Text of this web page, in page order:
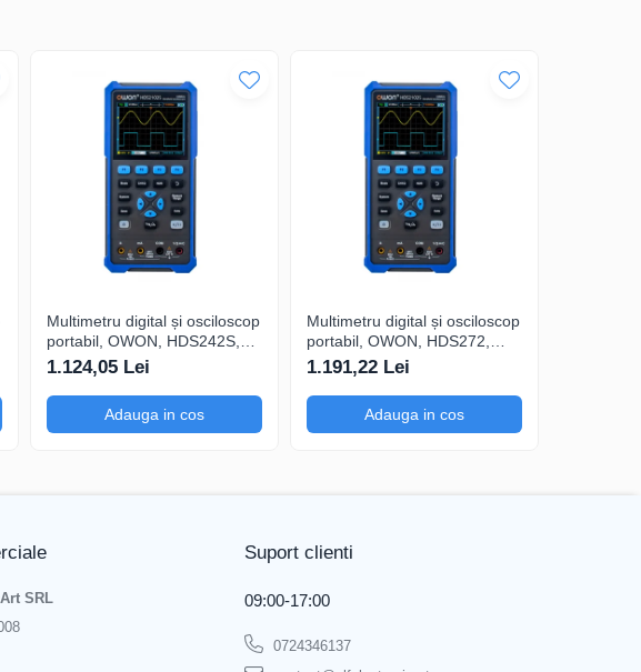
Multimetru digital și osciloscop
portabil, OWON, HDS242S,
200mV-1kV, 200mA-
1.124,05 Lei
Adauga in cos
Multimetru digital și osciloscop
portabil, OWON, HDS272,
200mV-1kV, 200mA-
1.191,22 Lei
Adauga in cos
SRL
Suport clienti
09:00-17:00
0724346137